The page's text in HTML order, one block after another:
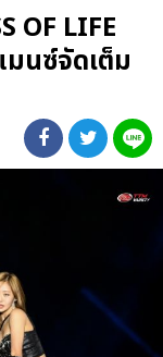
OF LIFE
นซ์จัดเต็ม